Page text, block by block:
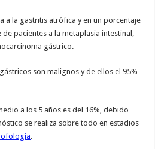
a la gastritis atrófica y en un porcentaje
pacientes a la metaplasia intestinal,
gástrico.
son malignos y de ellos el 95%
a los 5 años es del 16%, debido
se realiza sobre todo en estadios
.